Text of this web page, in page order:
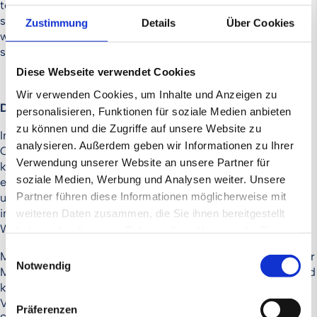
Zustimmung Details Über Cookies
Diese Webseite verwendet Cookies
Wir verwenden Cookies, um Inhalte und Anzeigen zu
personalisieren, Funktionen für soziale Medien anbieten
zu können und die Zugriffe auf unsere Website zu
analysieren. Außerdem geben wir Informationen zu Ihrer
Verwendung unserer Website an unsere Partner für
soziale Medien, Werbung und Analysen weiter. Unsere
Partner führen diese Informationen möglicherweise mit
weiteren Daten zusammen, die Sie ihnen bereitgestellt
Notwendig
Präferenzen
technologische Fundament auf eine breitere Basis zu
stellen und das anorganische Wachstum voranzutreiben,
wurde COVENDIT mandatiert, den M&A-Prozess für eine
strategische Erweiterung zu koordinieren.
Der Kaufprozess
Im Zuge einer intensiven Marktrecherche identifizierte
COVENDIT potenzielle Zielunternehmen, die sowohl
kulturell als auch operativ das Profil von Werbezeichen
ergänzen. Nach der Erstellung einer detaillierten Longlist
und einer gezielten Ansprache erfolgte die finale Auswahl
in enger Abstimmung mit dem Management der
Werbezeichen AG.
Mit CRIMEX, gegründet im Jahr 1993, wurde ein etablierter
Marktakteur identifiziert, der für hohe Produktexpertise und
kreative Sonderanfertigungen bekannt ist. Im Zentrum der
Verhandlungen stand die Realisierung technologischer